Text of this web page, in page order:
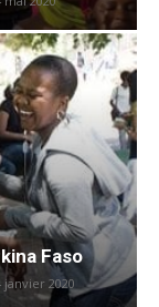
Faso
janvier 2020